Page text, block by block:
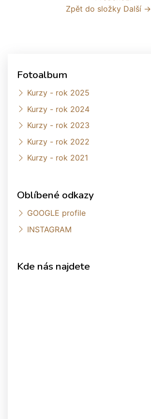
Zpět do složky Další →
Fotoalbum
Kurzy - rok 2025
Kurzy - rok 2024
Kurzy - rok 2023
Kurzy - rok 2022
Kurzy - rok 2021
Oblíbené odkazy
GOOGLE profile
INSTAGRAM
Kde nás najdete